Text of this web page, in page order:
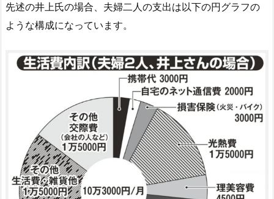
先述の井上氏の場合、夫婦二人の支出は以下の円グラフの
ような構成になっています。